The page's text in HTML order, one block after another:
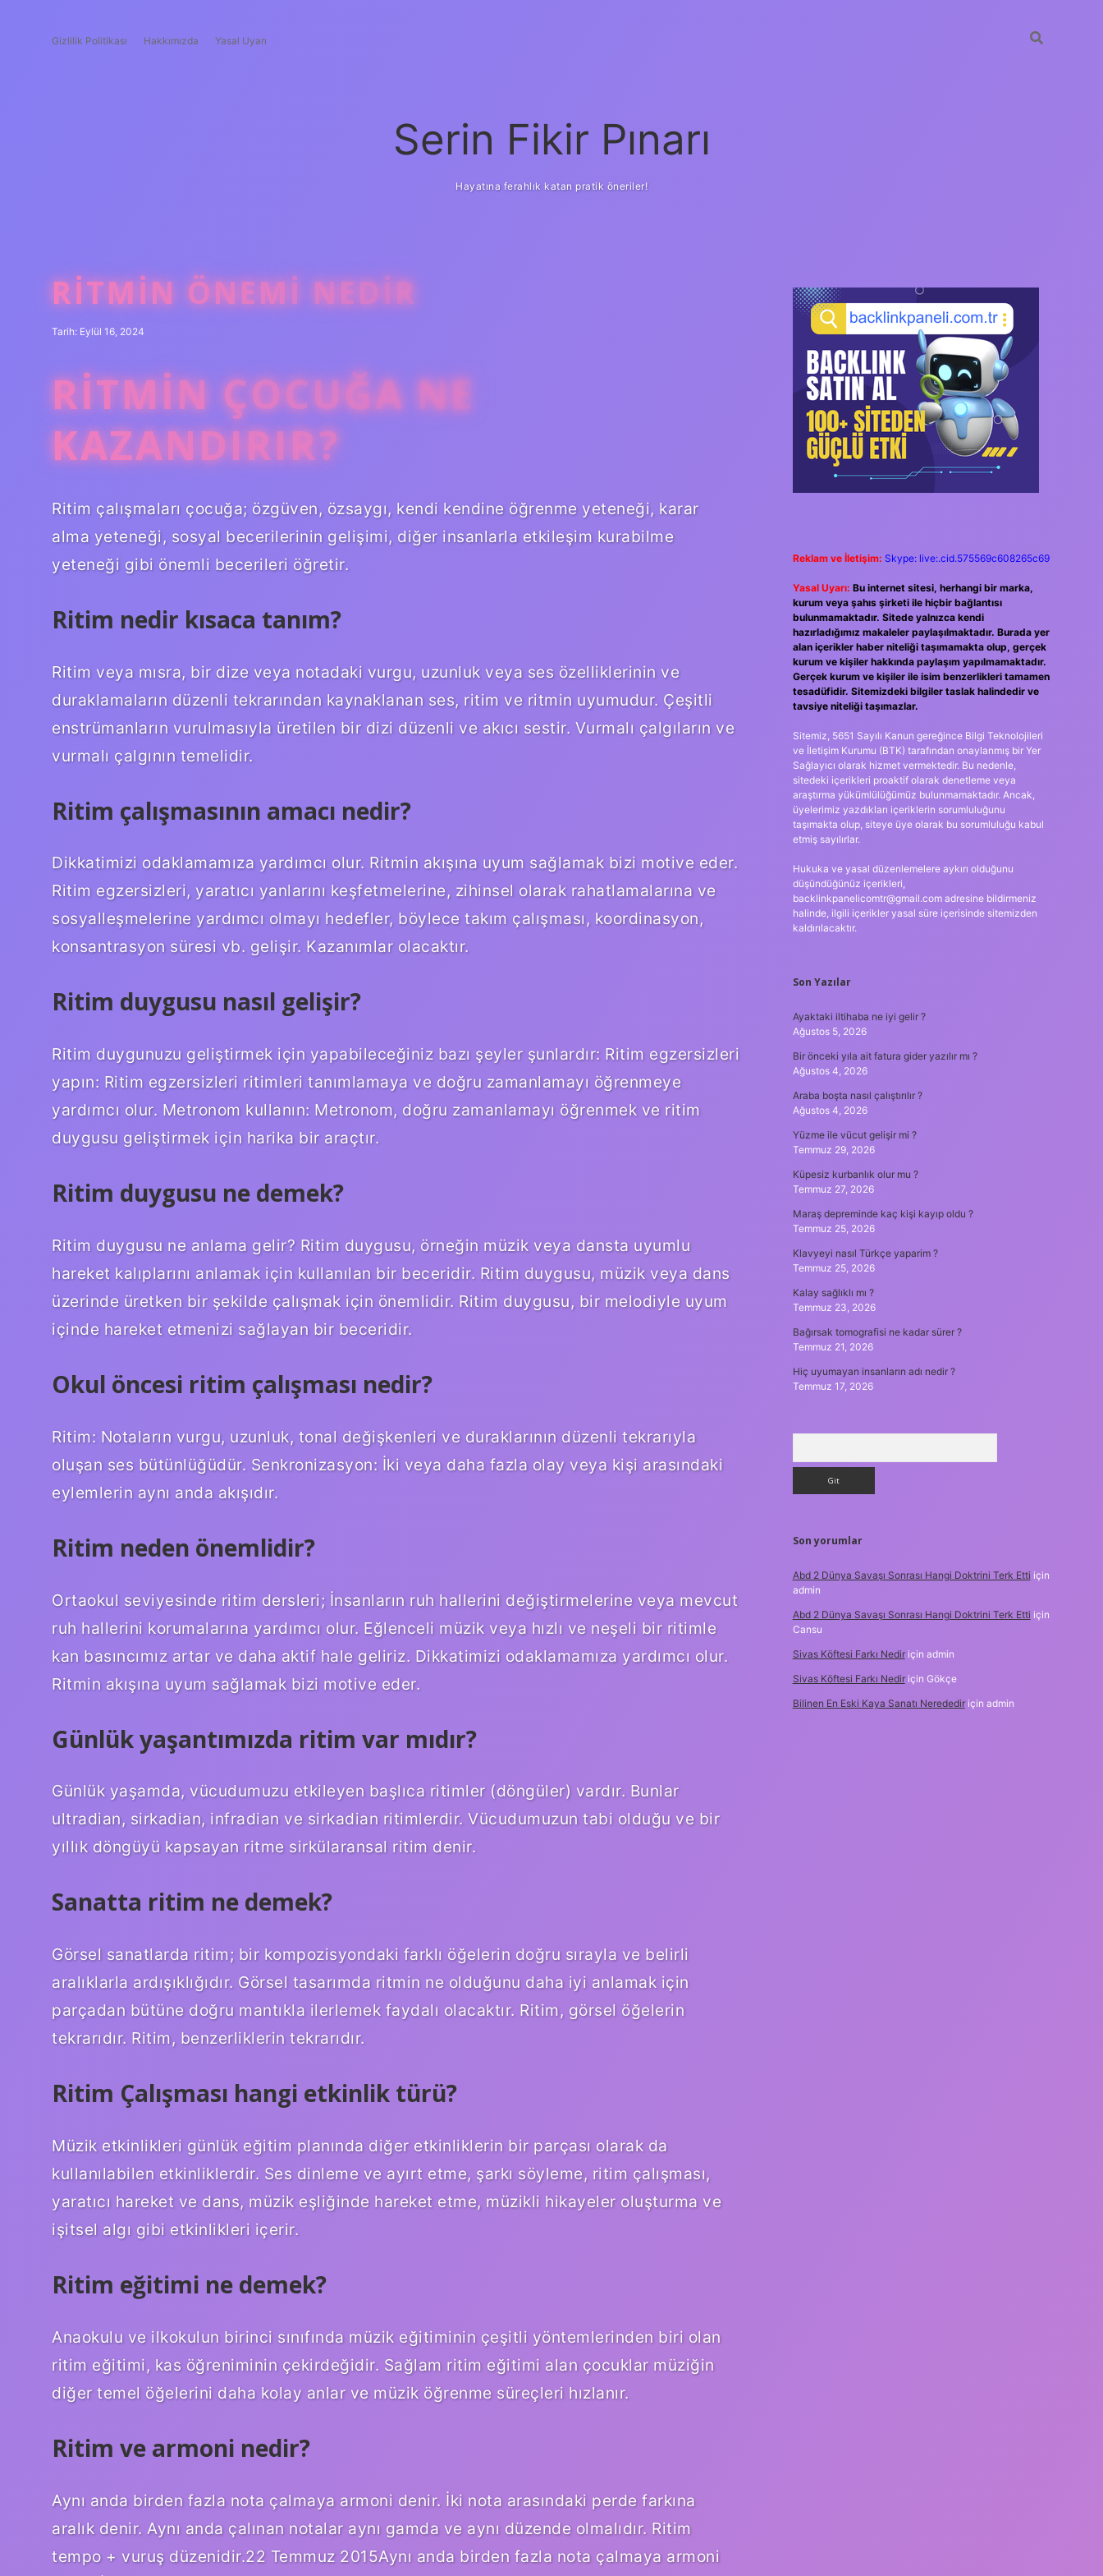
Gizlilik Politikası Hakkımızda Yasal Uyarı
Serin Fikir Pınarı
Hayatına ferahlık katan pratik öneriler!
RITMIN ÖNEMI NEDIR
Tarih: Eylül 16, 2024
RITMIN ÇOCUĞA NE
KAZANDIRIR?
Ritim çalışmaları çocuğa; özgüven, özsaygı, kendi kendine öğrenme yeteneği, karar
alma yeteneği, sosyal becerilerinin gelişimi, diğer insanlarla etkileşim kurabilme
yeteneği gibi önemli becerileri öğretir.
Ritim nedir kısaca tanım?
Ritim veya mısra, bir dize veya notadaki vurgu, uzunluk veya ses özelliklerinin ve
duraklamaların düzenli tekrarından kaynaklanan ses, ritim ve ritmin uyumudur. Çeşitli
enstrümanların vurulmasıyla üretilen bir dizi düzenli ve akıcı sestir. Vurmalı çalgıların ve
vurmalı çalgının temelidir.
Ritim çalışmasının amacı nedir?
Dikkatimizi odaklamamıza yardımcı olur. Ritmin akışına uyum sağlamak bizi motive eder.
Ritim egzersizleri, yaratıcı yanlarını keşfetmelerine, zihinsel olarak rahatlamalarına ve
sosyalleşmelerine yardımcı olmayı hedefler, böylece takım çalışması, koordinasyon,
konsantrasyon süresi vb. gelişir. Kazanımlar olacaktır.
Ritim duygusu nasıl gelişir?
Ritim duygunuzu geliştirmek için yapabileceğiniz bazı şeyler şunlardır: Ritim egzersizleri
yapın: Ritim egzersizleri ritimleri tanımlamaya ve doğru zamanlamayı öğrenmeye
yardımcı olur. Metronom kullanın: Metronom, doğru zamanlamayı öğrenmek ve ritim
duygusu geliştirmek için harika bir araçtır.
Ritim duygusu ne demek?
Ritim duygusu ne anlama gelir? Ritim duygusu, örneğin müzik veya dansta uyumlu
hareket kalıplarını anlamak için kullanılan bir beceridir. Ritim duygusu, müzik veya dans
üzerinde üretken bir şekilde çalışmak için önemlidir. Ritim duygusu, bir melodiyle uyum
içinde hareket etmenizi sağlayan bir beceridir.
Okul öncesi ritim çalışması nedir?
Ritim: Notaların vurgu, uzunluk, tonal değişkenleri ve duraklarının düzenli tekrarıyla
oluşan ses bütünlüğüdür. Senkronizasyon: İki veya daha fazla olay veya kişi arasındaki
eylemlerin aynı anda akışıdır.
Ritim neden önemlidir?
Ortaokul seviyesinde ritim dersleri; İnsanların ruh hallerini değiştirmelerine veya mevcut
ruh hallerini korumalarına yardımcı olur. Eğlenceli müzik veya hızlı ve neşeli bir ritimle
kan basıncımız artar ve daha aktif hale geliriz. Dikkatimizi odaklamamıza yardımcı olur.
Ritmin akışına uyum sağlamak bizi motive eder.
Günlük yaşantımızda ritim var mıdır?
Günlük yaşamda, vücudumuzu etkileyen başlıca ritimler (döngüler) vardır. Bunlar
ultradian, sirkadian, infradian ve sirkadian ritimlerdir. Vücudumuzun tabi olduğu ve bir
yıllık döngüyü kapsayan ritme sirkülaransal ritim denir.
Sanatta ritim ne demek?
Görsel sanatlarda ritim; bir kompozisyondaki farklı öğelerin doğru sırayla ve belirli
aralıklarla ardışıklığıdır. Görsel tasarımda ritmin ne olduğunu daha iyi anlamak için
parçadan bütüne doğru mantıkla ilerlemek faydalı olacaktır. Ritim, görsel öğelerin
tekrarıdır. Ritim, benzerliklerin tekrarıdır.
Ritim Çalışması hangi etkinlik türü?
Müzik etkinlikleri günlük eğitim planında diğer etkinliklerin bir parçası olarak da
kullanılabilen etkinliklerdir. Ses dinleme ve ayırt etme, şarkı söyleme, ritim çalışması,
yaratıcı hareket ve dans, müzik eşliğinde hareket etme, müzikli hikayeler oluşturma ve
işitsel algı gibi etkinlikleri içerir.
Ritim eğitimi ne demek?
Anaokulu ve ilkokulun birinci sınıfında müzik eğitiminin çeşitli yöntemlerinden biri olan
ritim eğitimi, kas öğreniminin çekirdeğidir. Sağlam ritim eğitimi alan çocuklar müziğin
diğer temel öğelerini daha kolay anlar ve müzik öğrenme süreçleri hızlanır.
Ritim ve armoni nedir?
Aynı anda birden fazla nota çalmaya armoni denir. İki nota arasındaki perde farkına
aralık denir. Aynı anda çalınan notalar aynı gamda ve aynı düzende olmalıdır. Ritim
tempo + vuruş düzenidir.22 Temmuz 2015Aynı anda birden fazla nota çalmaya armoni
SIDEBAR
Reklam ve İletişim: Skype: live:.cid.575569c608265c69
Yasal Uyarı: Bu internet sitesi, herhangi bir marka,
kurum veya şahıs şirketi ile hiçbir bağlantısı
bulunmamaktadır. Sitede yalnızca kendi
hazırladığımız makaleler paylaşılmaktadır. Burada yer
alan içerikler haber niteliği taşımamakta olup, gerçek
kurum ve kişiler hakkında paylaşım yapılmamaktadır.
Gerçek kurum ve kişiler ile isim benzerlikleri tamamen
tesadüfidir. Sitemizdeki bilgiler taslak halindedir ve
tavsiye niteliği taşımazlar.
Sitemiz, 5651 Sayılı Kanun gereğince Bilgi Teknolojileri
ve İletişim Kurumu (BTK) tarafından onaylanmış bir Yer
Sağlayıcı olarak hizmet vermektedir. Bu nedenle,
sitedeki içerikleri proaktif olarak denetleme veya
araştırma yükümlülüğümüz bulunmamaktadır. Ancak,
üyelerimiz yazdıkları içeriklerin sorumluluğunu
taşımakta olup, siteye üye olarak bu sorumluluğu kabul
etmiş sayılırlar.
Hukuka ve yasal düzenlemelere aykırı olduğunu
düşündüğünüz içerikleri,
backlinkpanelicomtr@gmail.comadresine bildirmeniz
halinde, ilgili içerikler yasal süre içerisinde sitemizden
kaldırılacaktır.
Son Yazılar
Ayaktaki iltihaba ne iyi gelir ?
Ağustos 5, 2026
Bir önceki yıla ait fatura gider yazılır mı ?
Ağustos 4, 2026
Araba boşta nasıl çalıştırılır ?
Ağustos 4, 2026
Yüzme ile vücut gelişir mi ?
Temmuz 29, 2026
Küpesiz kurbanlık olur mu ?
Temmuz 27, 2026
Maraş depreminde kaç kişi kayıp oldu ?
Temmuz 25, 2026
Klavyeyi nasıl Türkçe yaparim ?
Temmuz 25, 2026
Kalay sağlıklı mı ?
Temmuz 23, 2026
Bağırsak tomografisi ne kadar sürer ?
Temmuz 21, 2026
Hiç uyumayan insanların adı nedir ?
Temmuz 17, 2026
Son yorumlar
Abd 2 Dünya Savaşı Sonrası Hangi Doktrini Terk Etti için
admin
Abd 2 Dünya Savaşı Sonrası Hangi Doktrini Terk Etti için
Cansu
Sivas Köftesi Farkı Nediriçin admin
Sivas Köftesi Farkı Nediriçin Gökçe
Bilinen En Eski Kaya Sanatı Neredediriçin admin